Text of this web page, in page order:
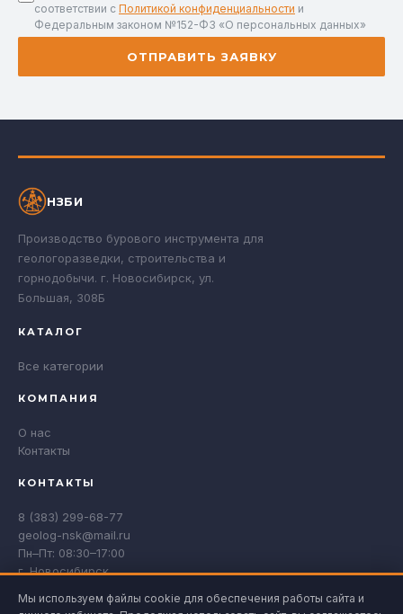
Мы используем файлы cookie для обеспечения работы сайта и
соответствии с Политикой конфиденциальности и
Федеральным законом №152-ФЗ «О персональных данных»
ОТПРАВИТЬ ЗАЯВКУ
НЗБИ
Производство бурового инструмента для
геологоразведки, строительства и
горнодобычи. г. Новосибирск, ул.
Большая, 308Б
КАТАЛОГ
Все категории
КОМПАНИЯ
О нас
Контакты
КОНТАКТЫ
8 (383) 299-68-77
geolog-nsk@mail.ru
Пн–Пт: 08:30–17:00
г. Новосибирск